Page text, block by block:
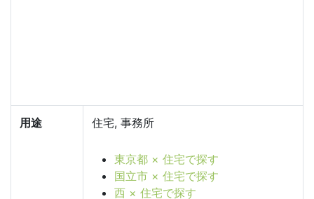
用途 住宅, 事務所
東京都 × 住宅で探す
国立市 × 住宅で探す
西 × 住宅で探す